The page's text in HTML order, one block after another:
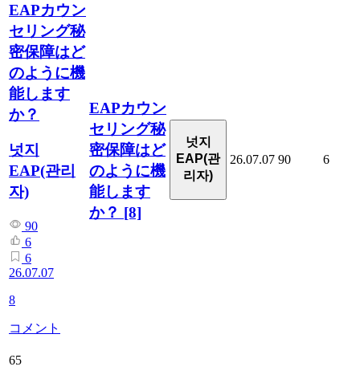
EAPカウン
セリング秘
密保障はど
のように機
能します
か？
넛지
EAP(관리
자)
90
6
6
26.07.07
8
コメント
EAPカウン
セリング秘
密保障はど
のように機
能します
か？ [8]
넛지
EAP(관
리자)
26.07.07 90 6
65